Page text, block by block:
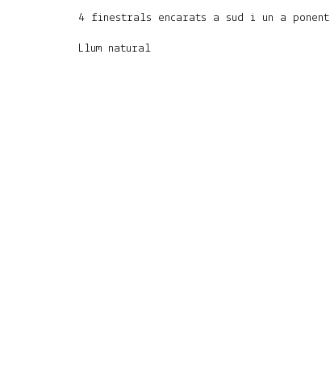
4 finestrals encarats a sud i un a ponent
Llum natural